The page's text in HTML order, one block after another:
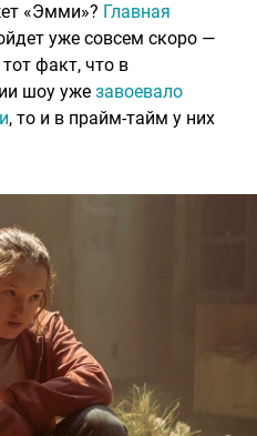
«Эмми»? Главная
уже совсем скоро —
факт, что в
шоу уже завоевало
, то и в прайм-тайм у них